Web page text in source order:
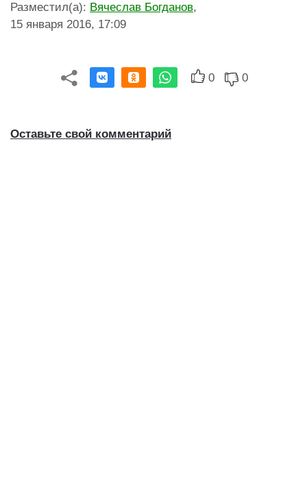
Разместил(а): Вячеслав Богданов,
15 января 2016, 17:09
0 0
Оставьте свой комментарий